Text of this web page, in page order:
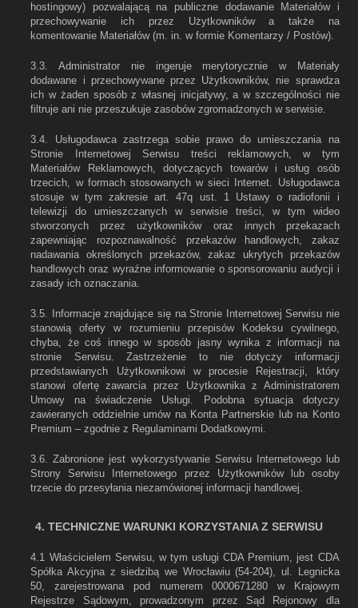
hostingowy) pozwalającą na publiczne dodawanie Materiałów i
przechowywanie ich przez Użytkowników a także na
komentowanie Materiałów (m. in. w formie Komentarzy / Postów).
3.3. Administrator nie ingeruje merytorycznie w Materiały
dodawane i przechowywane przez Użytkowników, nie sprawdza
ich w żaden sposób z własnej inicjatywy, a w szczególności nie
filtruje ani nie przeszukuje zasobów zgromadzonych w serwisie.
3.4. Usługodawca zastrzega sobie prawo do umieszczania na
Stronie Internetowej Serwisu treści reklamowych, w tym
Materiałów Reklamowych, dotyczących towarów i usług osób
trzecich, w formach stosowanych w sieci Internet. Usługodawca
stosuje w tym zakresie art. 47q ust. 1 Ustawy o radiofonii i
telewizji do umieszczanych w serwisie treści, w tym wideo
stworzonych przez użytkowników oraz innych przekazach
zapewniając rozpoznawalność przekazów handlowych, zakaz
nadawania określonych przekazów, zakaz ukrytych przekazów
handlowych oraz wyraźne informowanie o sponsorowaniu audycji i
zasady ich oznaczania.
3.5. Informacje znajdujące się na Stronie Internetowej Serwisu nie
stanowią oferty w rozumieniu przepisów Kodeksu cywilnego,
chyba, że coś innego w sposób jasny wynika z informacji na
stronie Serwisu. Zastrzeżenie to nie dotyczy informacji
przedstawianych Użytkownikowi w procesie Rejestracji, który
stanowi ofertę zawarcia przez Użytkownika z Administratorem
Umowy na świadczenie Usługi. Podobna sytuacja dotyczy
zawieranych oddzielnie umów na Konta Partnerskie lub na Konto
Premium – zgodnie z Regulaminami Dodatkowymi.
3.6. Zabronione jest wykorzystywanie Serwisu Internetowego lub
Strony Serwisu Internetowego przez Użytkowników lub osoby
trzecie do przesyłania niezamówionej informacji handlowej.
4. TECHNICZNE WARUNKI KORZYSTANIA Z SERWISU
4.1 Właścicielem Serwisu, w tym usługi CDA Premium, jest CDA
Spółka Akcyjna z siedzibą we Wrocławiu (54-204), ul. Legnicka
50, zarejestrowana pod numerem 0000671280 w Krajowym
Rejestrze Sądowym, prowadzonym przez Sąd Rejonowy dla